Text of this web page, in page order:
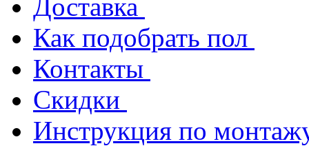
Доставка
Как подобрать пол
Контакты
Скидки
Инструкция по